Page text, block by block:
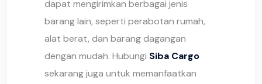
dapat mengirimkan berbagai jenis
barang lain, seperti perabotan rumah,
alat berat, dan barang dagangan
dengan mudah. Hubungi Siba Cargo
sekarang juga untuk memanfaatkan